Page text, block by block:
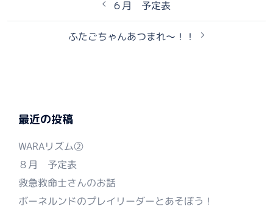
ナ
６月 予定表
ふたごちゃんあつまれ～！！
最近の投稿
WARAリズム②
８月 予定表
救急救命士さんのお話
ボーネルンドのプレイリーダーとあそぼう！